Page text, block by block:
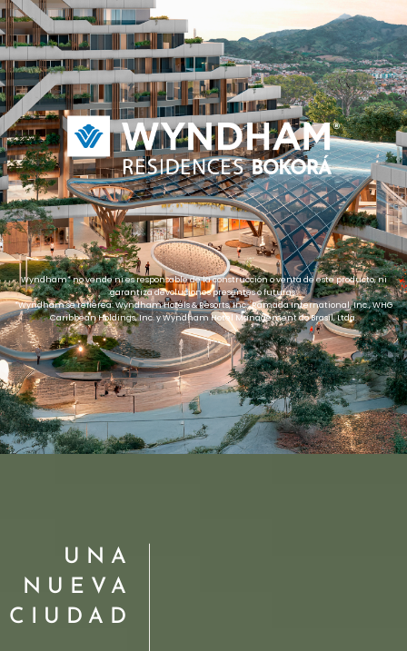
Wyndham* no vende ni es responsable de la construcción o venta de este producto, ni
garantiza devoluciones presentes o futuras.
*Wyndham se refierea: Wyndham Hotels & Resorts, Inc., Ramada International, Inc., WHG
Caribbean Holdings, Inc. y Wyndham Hotel Management do Brasil, Ltda.
UNA
NUEVA
CIUDAD